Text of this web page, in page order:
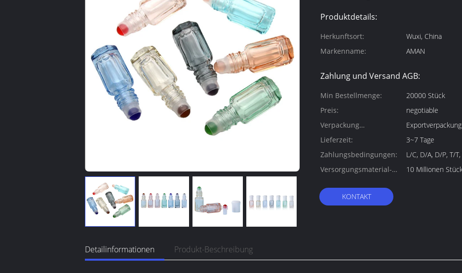
Produktdetails:
Herkunftsort:
Wuxi, China
Markenname:
AMAN
Zahlung und Versand AGB:
Min Bestellmenge:
20000 Stück
Preis:
negotiable
Verpackung
Informationen:
Exportverpackung
Lieferzeit:
3~7 Tage
Zahlungsbedingungen:
L/C, D/A, D/P, T/
Versorgungsmaterial-
10 Millionen
KONTAKT
Detailinformationen Produkt-Beschreibung